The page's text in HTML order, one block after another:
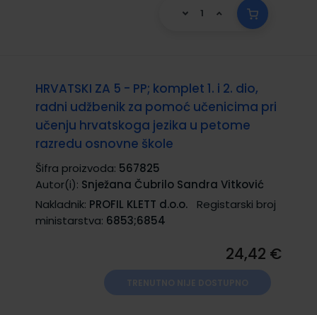
HRVATSKI ZA 5 - PP; komplet 1. i 2. dio,
radni udžbenik za pomoć učenicima pri
učenju hrvatskoga jezika u petome
razredu osnovne škole
Šifra proizvoda: 567825
Autor(i): Snježana Čubrilo Sandra Vitković
Nakladnik: PROFIL KLETT d.o.o.
Registarski broj
ministarstva: 6853;6854
24,42 €